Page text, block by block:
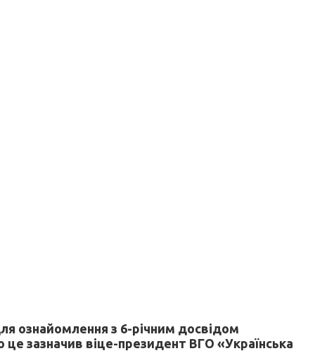
ознайомлення з 6-річним досвідом
зазначив віце-президент ВГО «Українська